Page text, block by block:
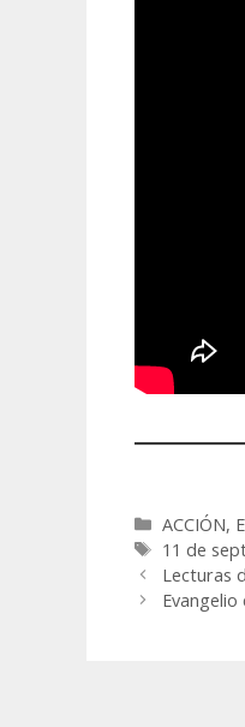
ACCIÓN,
Etiquetas
11 de
Lecturas